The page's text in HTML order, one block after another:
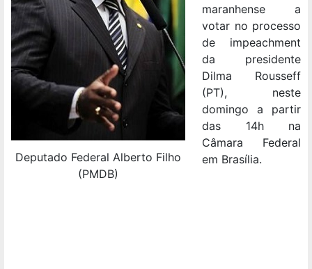
Deputado Federal Alberto Filho
(PMDB)
maranhense a
votar no processo
de impeachment
da presidente
Dilma Rousseff
(PT), neste
domingo a partir
das 14h na
Câmara Federal
em Brasília.